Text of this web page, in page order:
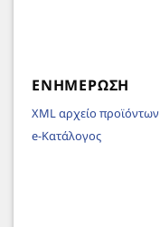
ΕΝΗΜΈΡΩΣΗ
XML αρχείο προϊόντων
e-Κατάλογος